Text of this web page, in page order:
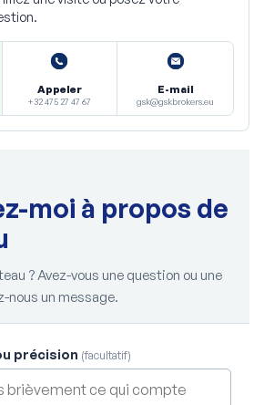
Appeler
+32 475 27 47 67
E-mail
gsk@gskbrokers.eu
moi à propos de
? Avez-vous une question ou une
nous un message.
précision (facultatif)